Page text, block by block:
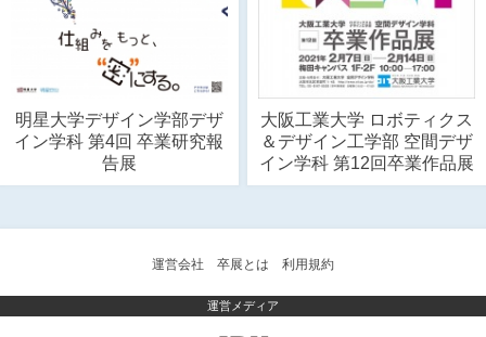
明星大学デザイン学部デザ
イン学科 第4回 卒業研究報
告展
大阪工業大学 ロボティクス
＆デザイン工学部 空間デザ
イン学科 第12回卒業作品展
運営会社 卒展とは 利用規約
運営メディア